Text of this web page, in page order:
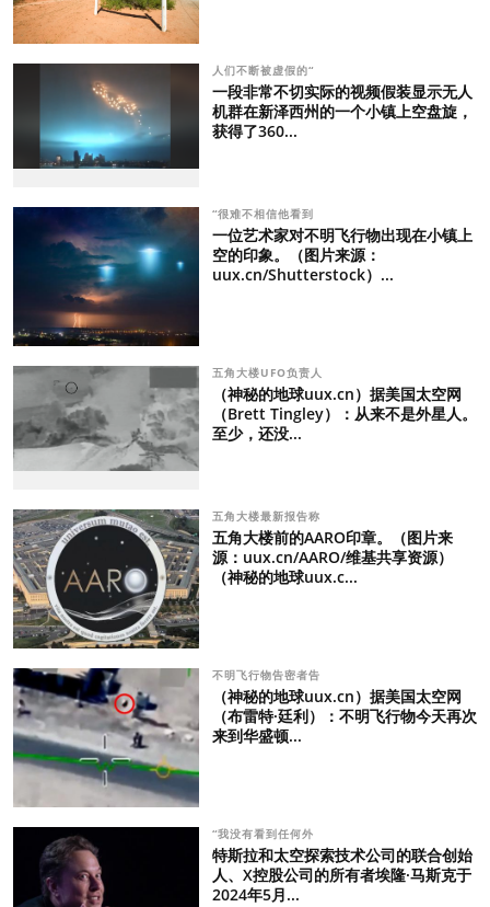
人们不断被虚假的“
一段非常不切实际的视频假装显示无人
机群在新泽西州的一个小镇上空盘旋，
获得了360...
“很难不相信他看到
一位艺术家对不明飞行物出现在小镇上
空的印象。（图片来源：
uux.cn/Shutterstock）...
五角大楼UFO负责人
（神秘的地球uux.cn）据美国太空网
（Brett Tingley）：从来不是外星人。
至少，还没...
五角大楼最新报告称
五角大楼前的AARO印章。（图片来
源：uux.cn/AARO/维基共享资源）
（神秘的地球uux.c...
不明飞行物告密者告
（神秘的地球uux.cn）据美国太空网
（布雷特·廷利）：不明飞行物今天再次
来到华盛顿...
“我没有看到任何外
特斯拉和太空探索技术公司的联合创始
人、X控股公司的所有者埃隆·马斯克于
2024年5月...